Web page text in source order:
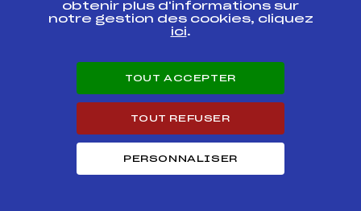
Hommes Ski Chrono SAMSE Tour -18 ans
Hommes Ski Chrono SAMSE Tour Vitesse
Hommes Ski Chrono SAMSE Tour
Résultats Alpin 2017
obtenir plus d'informations sur
notre gestion des cookies, cliquez
ici.
TOUT ACCEPTER
TOUT REFUSER
PERSONNALISER